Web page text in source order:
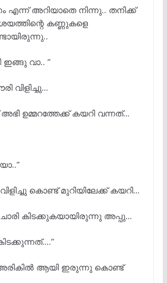
എന്ന് അറിയാതെ നിന്നു.. തനിക്ക്
കണ്ണുകളെ
ഇങ്ങു വാ.. ”
വിളിച്ചു…
ഉമ്മറത്തേക്ക് കയറി വന്നത്…
കൊണ്ട് മുറിയിലേക്ക് കയറി…
കിടക്കുകയായിരുന്നു അപ്പു…
ആയി ഇരുന്നു കൊണ്ട്